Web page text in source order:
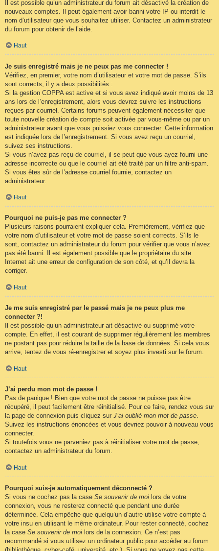
Il est possible qu’un administrateur du forum ait désactivé la création de
nouveaux comptes. Il peut également avoir banni votre IP ou interdit le
nom d’utilisateur que vous souhaitez utiliser. Contactez un administrateur
du forum pour obtenir de l’aide.
Haut
Je suis enregistré mais je ne peux pas me connecter !
Vérifiez, en premier, votre nom d’utilisateur et votre mot de passe. S’ils
sont corrects, il y a deux possibilités :
Si la gestion COPPA est active et si vous avez indiqué avoir moins de 13
ans lors de l’enregistrement, alors vous devrez suivre les instructions
reçues par courriel. Certains forums peuvent également nécessiter que
toute nouvelle création de compte soit activée par vous-même ou par un
administrateur avant que vous puissiez vous connecter. Cette information
est indiquée lors de l’enregistrement. Si vous avez reçu un courriel,
suivez ses instructions.
Si vous n’avez pas reçu de courriel, il se peut que vous ayez fourni une
adresse incorrecte ou que le courriel ait été traité par un filtre anti-spam.
Si vous êtes sûr de l’adresse courriel fournie, contactez un
administrateur.
Haut
Pourquoi ne puis-je pas me connecter ?
Plusieurs raisons pourraient expliquer cela. Premièrement, vérifiez que
votre nom d’utilisateur et votre mot de passe soient corrects. S’ils le
sont, contactez un administrateur du forum pour vérifier que vous n’avez
pas été banni. Il est également possible que le propriétaire du site
Internet ait une erreur de configuration de son côté, et qu’il devra la
corriger.
Haut
Je me suis enregistré par le passé mais je ne peux plus me
connecter ?!
Il est possible qu’un administrateur ait désactivé ou supprimé votre
compte. En effet, il est courant de supprimer régulièrement les membres
ne postant pas pour réduire la taille de la base de données. Si cela vous
arrive, tentez de vous ré-enregistrer et soyez plus investi sur le forum.
Haut
J’ai perdu mon mot de passe !
Pas de panique ! Bien que votre mot de passe ne puisse pas être
récupéré, il peut facilement être réinitialisé. Pour ce faire, rendez vous sur
la page de connexion puis cliquez sur J’ai oublié mon mot de passe.
Suivez les instructions énoncées et vous devriez pouvoir à nouveau vous
connecter.
Si toutefois vous ne parveniez pas à réinitialiser votre mot de passe,
contactez un administrateur du forum.
Haut
Pourquoi suis-je automatiquement déconnecté ?
Si vous ne cochez pas la case Se souvenir de moi lors de votre
connexion, vous ne resterez connecté que pendant une durée
déterminée. Cela empêche que quelqu’un d’autre utilise votre compte à
votre insu en utilisant le même ordinateur. Pour rester connecté, cochez
la case Se souvenir de moi lors de la connexion. Ce n’est pas
recommandé si vous utilisez un ordinateur public pour accéder au forum